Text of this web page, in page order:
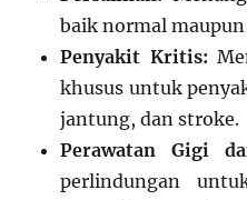
baik normal maupun
Penyakit Kritis:
khusus untuk
jantung, dan stroke.
Perawatan Gigi
perlindungan